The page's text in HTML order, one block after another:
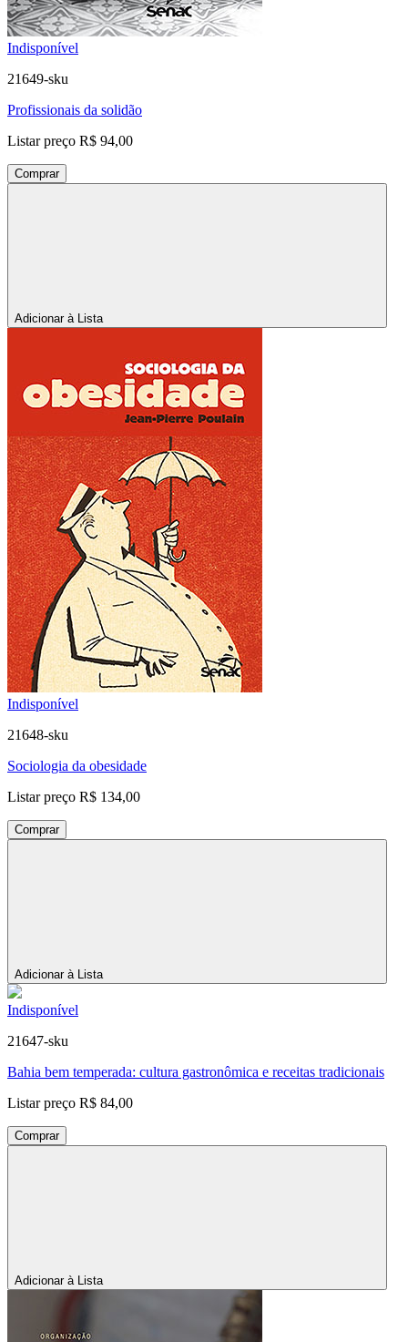
Indisponível
21649-sku
Profissionais da solidão
Listar preço R$ 94,00
Comprar
Adicionar à Lista
Indisponível
21648-sku
Sociologia da obesidade
Listar preço R$ 134,00
Comprar
Adicionar à Lista
Indisponível
21647-sku
Bahia bem temperada: cultura gastronômica e receitas tradicionais
Listar preço R$ 84,00
Comprar
Adicionar à Lista